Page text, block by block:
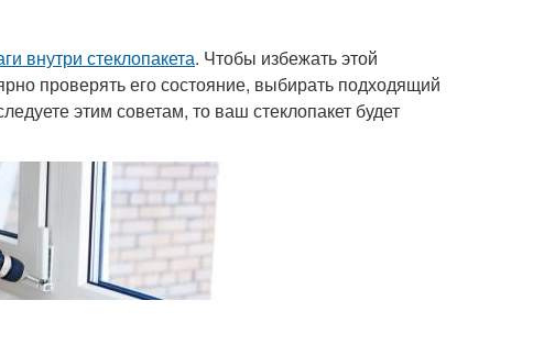
внутри стеклопакета. Чтобы избежать этой
проверять его состояние, выбирать подходящий
этим советам, то ваш стеклопакет будет